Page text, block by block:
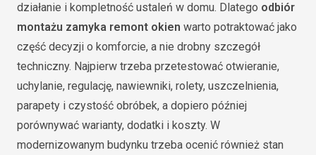
działanie i kompletność ustaleń w domu. Dlatego odbiór
montażu zamyka remont okien warto potraktować jako
część decyzji o komforcie, a nie drobny szczegół
techniczny. Najpierw trzeba przetestować otwieranie,
uchylanie, regulację, nawiewniki, rolety, uszczelnienia,
parapety i czystość obróbek, a dopiero później
porównywać warianty, dodatki i koszty. W
modernizowanym budynku trzeba ocenić również stan